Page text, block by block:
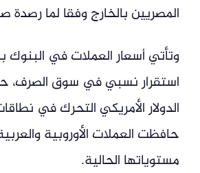
المصريين بالخارج وفقا لما رصدة
وتأتي أسعار العملات في البنوك
استقرار نسبي في سوق الصرف،
الدولار الأمريكي التحرك في
حافظت العملات الأوروبية
مستوياتها الحالية.